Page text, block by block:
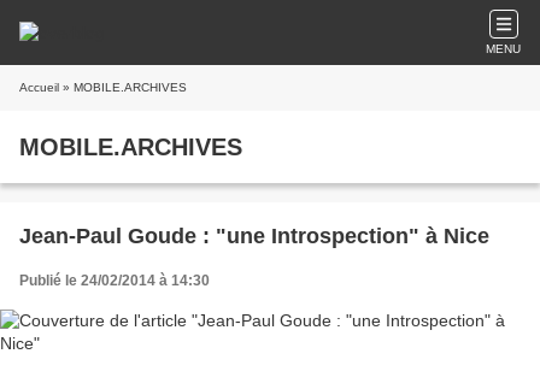
MENU
Accueil » MOBILE.ARCHIVES
MOBILE.ARCHIVES
Jean-Paul Goude : "une Introspection" à Nice
Publié le 24/02/2014 à 14:30